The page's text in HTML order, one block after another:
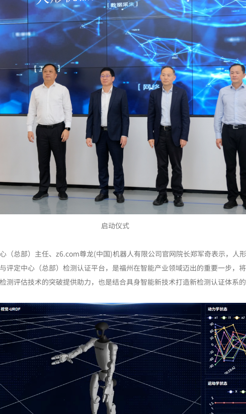
启动仪式
（总部）主任、z6.com尊龙(中国)机器人有限公司官网院长郑军奇表示，人
评定中心（总部）检测认证平台，是福州在智能产业领域迈出的重要一步，
测评估技术的突破提供助力，也是结合具身智能新技术打造新检测认证体系的